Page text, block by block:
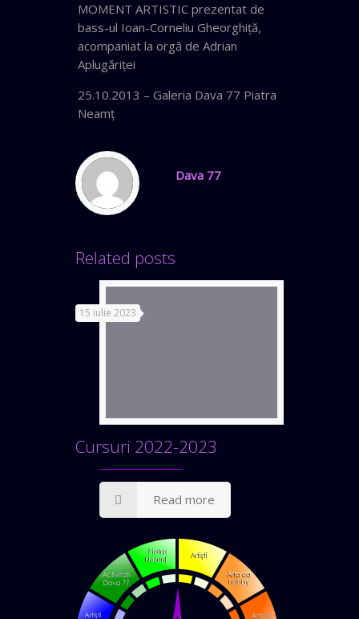
MOMENT ARTISTIC prezentat de
bass-ul Ioan-Corneliu Gheorghiţă,
acompaniat la orgă de Adrian
Aplugăriţei
25.10.2013 – Galeria Dava 77 Piatra
Neamţ
Dava 77
Related posts
15 iulie 2023
Cursuri 2022-2023
Read more